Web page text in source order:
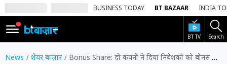
BUSINESS TODAY BT BAZAAR INDIA
BT TV Search
SIGN
IN
News शेयर बाज़ार Bonus Share: दो कंपनी ने दिया निवेशकों को बोनस का तोहफा, चेंक करें- RECORD DATE